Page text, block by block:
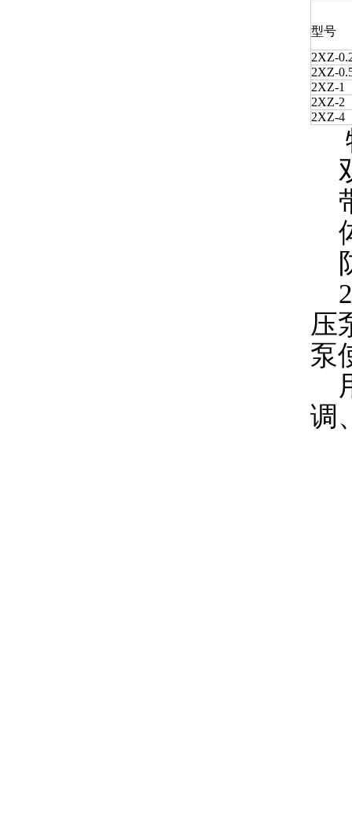
型号
2XZ-
2XZ-
2XZ-1
2XZ-2
2XZ-4
压
泵
调